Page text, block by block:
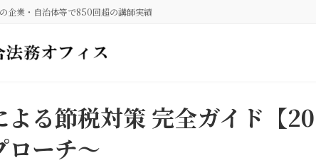
企業・自治体等で850回超の講師実績
よる節税対策 完全ガイド【
ローチ～